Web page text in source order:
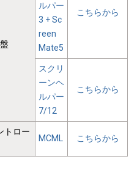
ルパー
3 + Sc
reen
Mate5
こちらから
スクリ
ーンヘ
ルパー
7/12
こちらから
トロー
MCML こちらから